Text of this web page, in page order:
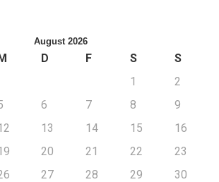
August 2026
D F S
S
1
2
6 7 8
9
13 14 15
16
20 21 22
23
27 28 29
30